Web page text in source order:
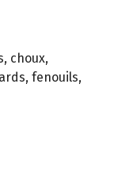
choux,
fenouils,